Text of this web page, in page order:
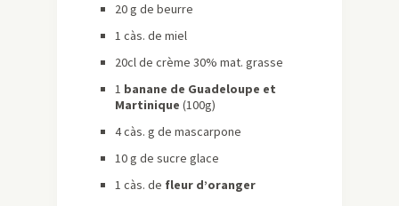
20 g de beurre
1 càs. de miel
20cl de crème 30% mat. grasse
1 banane de Guadeloupe et
Martinique (100g)
4 càs. g de mascarpone
10 g de sucre glace
1 càs. de fleur d’oranger